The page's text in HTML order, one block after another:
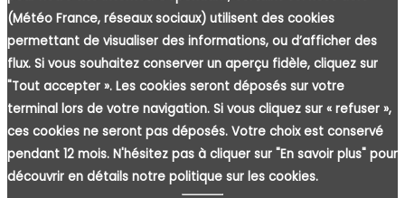
(Météo France, réseaux sociaux) utilisent des cookies
permettant de visualiser des informations, ou d’afficher des
flux. Si vous souhaitez conserver un aperçu fidèle, cliquez sur
"Tout accepter ». Les cookies seront déposés sur votre
terminal lors de votre navigation. Si vous cliquez sur « refuser »,
ces cookies ne seront pas déposés. Votre choix est conservé
pendant 12 mois. N'hésitez pas à cliquer sur "En savoir plus" pour
découvrir en détails notre politique sur les cookies.